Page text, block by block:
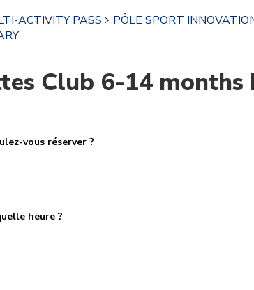
ACTIVITY PASS PÔLE SPORT
Club 6-14 months
vous réserver ?
heure ?